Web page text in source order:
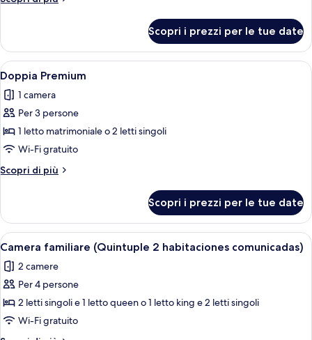
cama
doppia
(con
cama
extra)
Scopri i prezzi per le tue date
Apri
tutte
le
foto
per
Doppia
Premium
Un letto ben rifatto con una coperta
6
Doppia Premium
1 camera
Per 3 persone
1 letto matrimoniale o 2 letti singoli
Wi-Fi gratuito
Scopri di più
Altri
Premium
Scopri i prezzi per le tue date
Apri
tutte
le
foto
per
Camera
familiare
Una camera d'albergo con due letti,
3
Camera familiare (Quintuple 2 habitaciones comunicadas)
2 camere
Per 4 persone
2 letti singoli e 1 letto queen o 1 letto king e 2 letti singoli
Wi-Fi gratuito